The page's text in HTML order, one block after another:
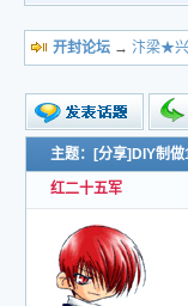
开封论坛 →汴梁★
新的主题
投票帖
交易帖
小字报
主题：[分享]DIY制
红二十五军